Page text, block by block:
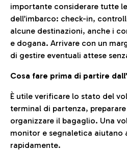
importante considerare tutte
dell’imbarco: check-in,
alcune destinazioni, anche i
e dogana. Arrivare con un
di gestire eventuali attese
Cosa fare prima di partire
È utile verificare lo stato del
terminal di partenza,
organizzare il bagaglio. Una
monitor e segnaletica aiutano
rapidamente.